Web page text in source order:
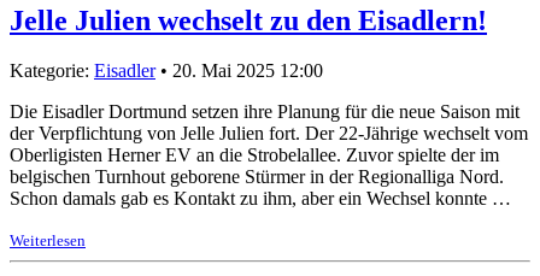
Jelle Julien wechselt zu den Eisadlern!
Kategorie: Eisadler• 20. Mai 2025 12:00
Die Eisadler Dortmund setzen ihre Planung für die neue Saison mit
der Verpflichtung von Jelle Julien fort. Der 22-Jährige wechselt vom
Oberligisten Herner EV an die Strobelallee. Zuvor spielte der im
belgischen Turnhout geborene Stürmer in der Regionalliga Nord.
Schon damals gab es Kontakt zu ihm, aber ein Wechsel konnte …
Weiterlesen